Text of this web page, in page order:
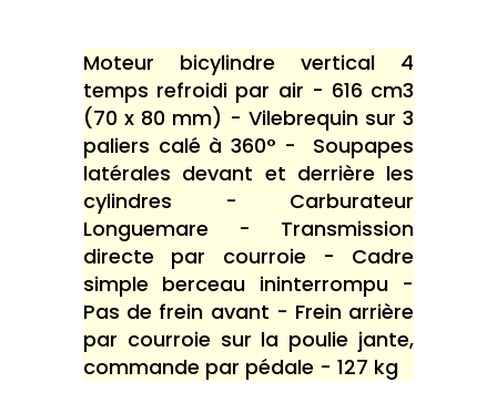
Moteur bicylindre vertical 4
temps refroidi par air - 616 cm3
(70 x 80 mm) - Vilebrequin sur 3
paliers calé à 360° - Soupapes
latérales devant et derrière les
cylindres - Carburateur
Longuemare - Transmission
directe par courroie - Cadre
simple berceau ininterrompu -
Pas de frein avant - Frein arrière
par courroie sur la poulie jante,
commande par pédale - 127 kg